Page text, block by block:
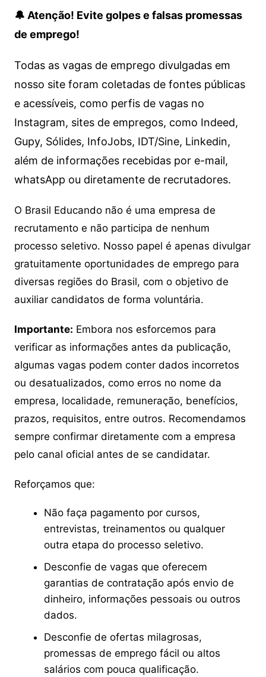
🔔 Atenção! Evite golpes e falsas promessas
de emprego!
Todas as vagas de emprego divulgadas em
nosso site foram coletadas de fontes públicas
e acessíveis, como perfis de vagas no
Instagram, sites de empregos, como Indeed,
Gupy, Sólides, InfoJobs, IDT/Sine, Linkedin,
além de informações recebidas por e-mail,
whatsApp ou diretamente de recrutadores.
O Brasil Educando não é uma empresa de
recrutamento e não participa de nenhum
processo seletivo. Nosso papel é apenas divulgar
gratuitamente oportunidades de emprego para
diversas regiões do Brasil, com o objetivo de
auxiliar candidatos de forma voluntária.
Importante: Embora nos esforcemos para
verificar as informações antes da publicação,
algumas vagas podem conter dados incorretos
ou desatualizados, como erros no nome da
empresa, localidade, remuneração, benefícios,
prazos, requisitos, entre outros. Recomendamos
sempre confirmar diretamente com a empresa
pelo canal oficial antes de se candidatar.
Reforçamos que:
Não faça pagamento por cursos,
entrevistas, treinamentos ou qualquer
outra etapa do processo seletivo.
Desconfie de vagas que oferecem
garantias de contratação após envio de
dinheiro, informações pessoais ou outros
dados.
Desconfie de ofertas milagrosas,
promessas de emprego fácil ou altos
salários com pouca qualificação.